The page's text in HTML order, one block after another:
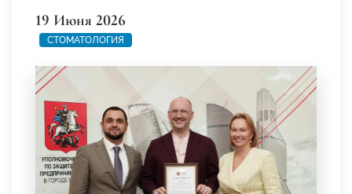
19 Июня 2026
СТОМАТОЛОГИЯ